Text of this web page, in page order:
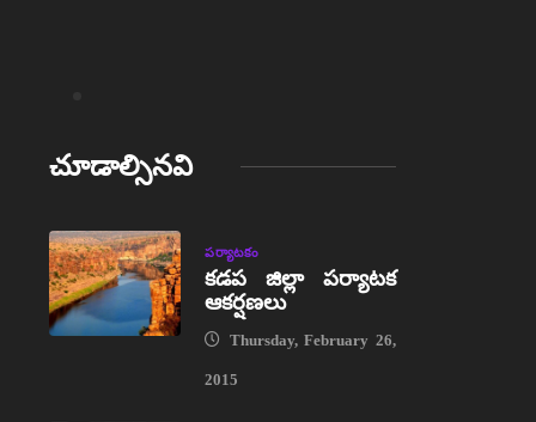
చూడాల్సినవి
పర్యాటకం
కడప జిల్లా పర్యాటక
ఆకర్షణలు
Thursday, February 26,
2015